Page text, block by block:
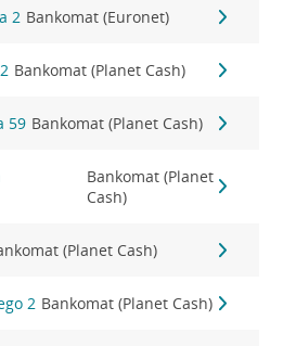
2 Bankomat (Euronet)
Bankomat (Planet Cash)
59 Bankomat (Planet Cash)
Bankomat (Planet
Cash)
(Planet Cash)
2 Bankomat (Planet Cash)